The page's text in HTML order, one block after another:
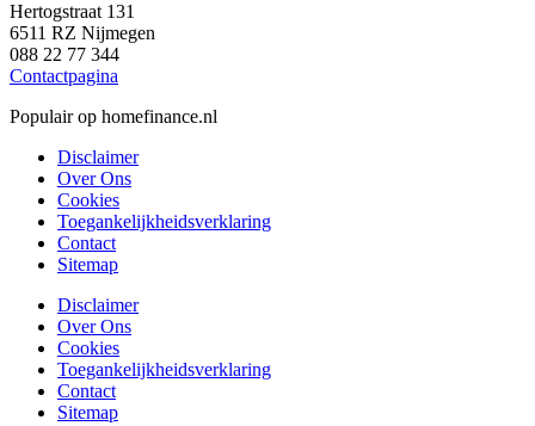
Hertogstraat 131
6511 RZ Nijmegen
088 22 77 344
Contactpagina
Populair op homefinance.nl
Disclaimer
Over Ons
Cookies
Toegankelijkheidsverklaring
Contact
Sitemap
Disclaimer
Over Ons
Cookies
Toegankelijkheidsverklaring
Contact
Sitemap